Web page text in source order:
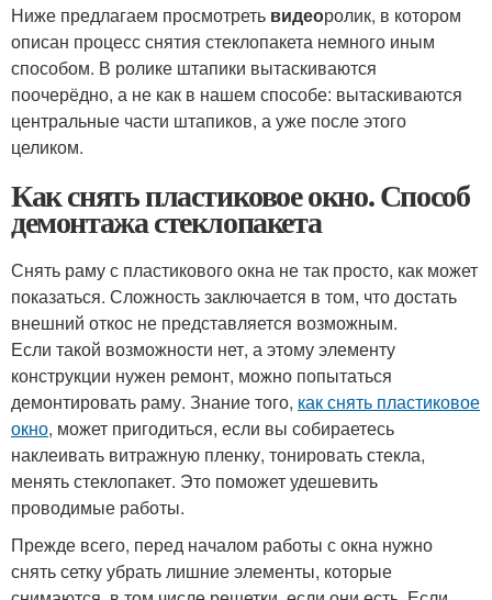
Ниже предлагаем просмотреть видеоролик, в котором
описан процесс снятия стеклопакета немного иным
способом. В ролике штапики вытаскиваются
поочерёдно, а не как в нашем способе: вытаскиваются
центральные части штапиков, а уже после этого
целиком.
Как снять пластиковое окно. Способ
демонтажа стеклопакета
Снять раму с пластикового окна не так просто, как может
показаться. Сложность заключается в том, что достать
внешний откос не представляется возможным.
Если такой возможности нет, а этому элементу
конструкции нужен ремонт, можно попытаться
демонтировать раму. Знание того, как снять пластиковое
окно, может пригодиться, если вы собираетесь
наклеивать витражную пленку, тонировать стекла,
менять стеклопакет. Это поможет удешевить
проводимые работы.
Прежде всего, перед началом работы с окна нужно
снять сетку убрать лишние элементы, которые